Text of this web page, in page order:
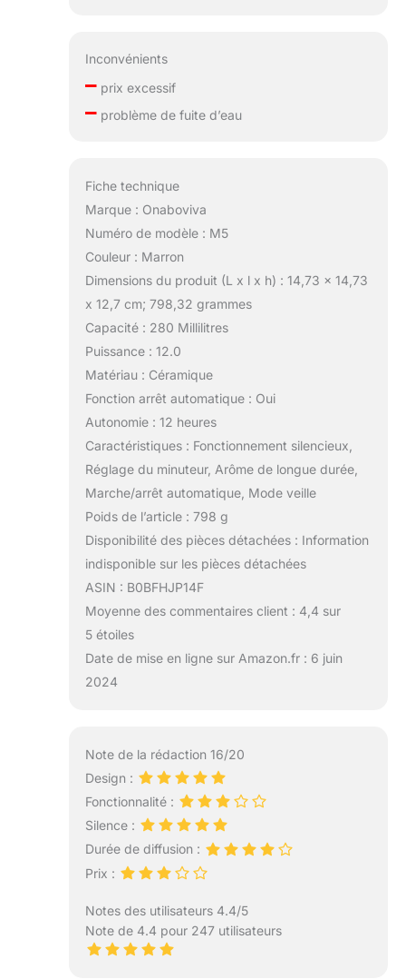
Inconvénients
–prix excessif
–problème de fuite d’eau
Fiche technique
Marque : Onaboviva
Numéro de modèle : M5
Couleur : Marron
Dimensions du produit (L x l x h) : 14,73 x 14,73
x 12,7 cm; 798,32 grammes
Capacité : 280 Millilitres
Puissance : 12.0
Matériau : Céramique
Fonction arrêt automatique : Oui
Autonomie : 12 heures
Caractéristiques : Fonctionnement silencieux,
Réglage du minuteur, Arôme de longue durée,
Marche/arrêt automatique, Mode veille
Poids de l’article : 798 g
Disponibilité des pièces détachées : Information
indisponible sur les pièces détachées
ASIN : B0BFHJP14F
Moyenne des commentaires client : 4,4 sur
5 étoiles
Date de mise en ligne sur Amazon.fr : 6 juin
2024
Note de la rédaction 16/20
Design :
Fonctionnalité :
Silence :
Durée de diffusion :
Prix :
Notes des utilisateurs 4.4/5
Note de 4.4 pour 247 utilisateurs